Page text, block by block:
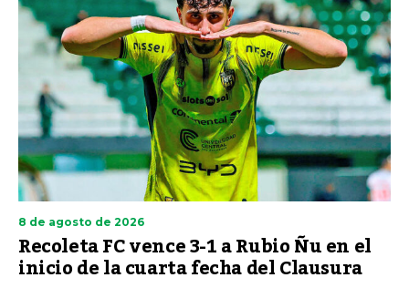
8 de agosto de 2026
Recoleta FC vence 3-1 a Rubio Ñu en el
inicio de la cuarta fecha del Clausura